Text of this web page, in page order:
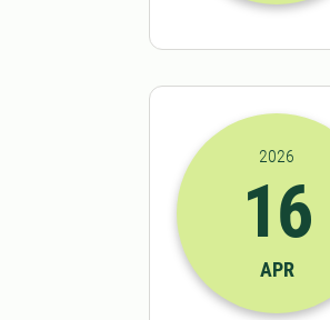
2026-
2026
16
APR